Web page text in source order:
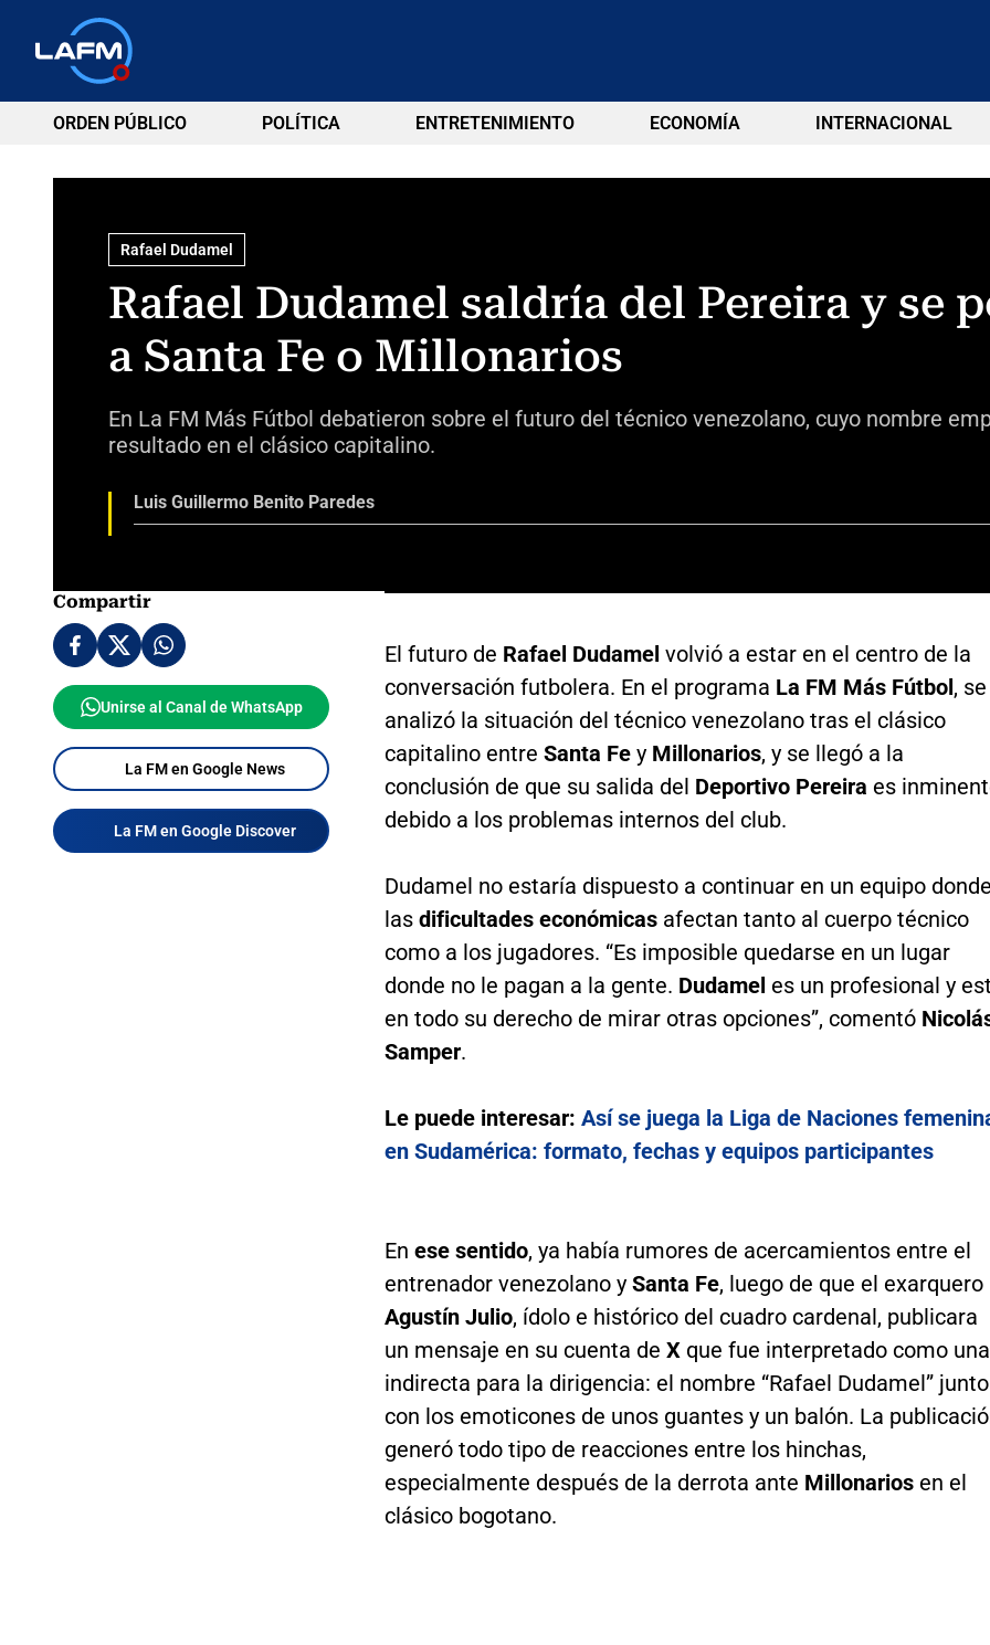
ORDEN PÚBLICO POLÍTICA ENTRETENIMIENTO ECONOMÍA INTERNACIONAL
Rafael Dudamel
Rafael Dudamel saldría del Pereira y se
a Santa Fe o Millonarios
En La FM Más Fútbol debatieron sobre el futuro del técnico venezolano, cuyo nombre
resultado en el clásico capitalino.
Luis Guillermo Benito Paredes
Compartir
Unirse al Canal de WhatsApp
La FM en Google News
La FM en Google Discover
El futuro de Rafael Dudamel volvió a estar en el centro de la
conversación futbolera. En el programa La FM Más Fútbol, se
analizó la situación del técnico venezolano tras el clásico
capitalino entre Santa Fey Millonarios, y se llegó a la
conclusión de que su salida del Deportivo Pereira es
debido a los problemas internos del club.
Dudamel no estaría dispuesto a continuar en un equipo donde
las dificultades económicasafectan tanto al cuerpo técnico
como a los jugadores. “Es imposible quedarse en un lugar
donde no le pagan a la gente. Dudamel es un profesional y
en todo su derecho de mirar otras opciones”, comentó
Samper.
Le puede interesar: Así se juega la Liga de Naciones
en Sudamérica: formato, fechas y equipos participantes
En ese sentido, ya había rumores de acercamientos entre el
entrenador venezolano y Santa Fe, luego de que el exarquero
Agustín Julio, ídolo e histórico del cuadro cardenal, publicara
un mensaje en su cuenta de Xque fue interpretado como una
indirecta para la dirigencia: el nombre “Rafael Dudamel” junto
con los emoticones de unos guantes y un balón. La
generó todo tipo de reacciones entre los hinchas,
especialmente después de la derrota ante Millonariosen el
clásico bogotano.